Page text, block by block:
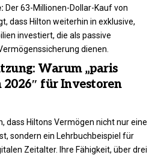
Der 63-Millionen-Dollar-Kauf von
dass Hilton weiterhin in exklusive,
investiert, die als passive
dienen.
Warum „paris
für Investoren
dass Hiltons Vermögen nicht nur eine
sondern ein Lehrbuchbeispiel für
Zeitalter. Ihre Fähigkeit, über drei